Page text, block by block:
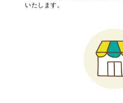
いたします。